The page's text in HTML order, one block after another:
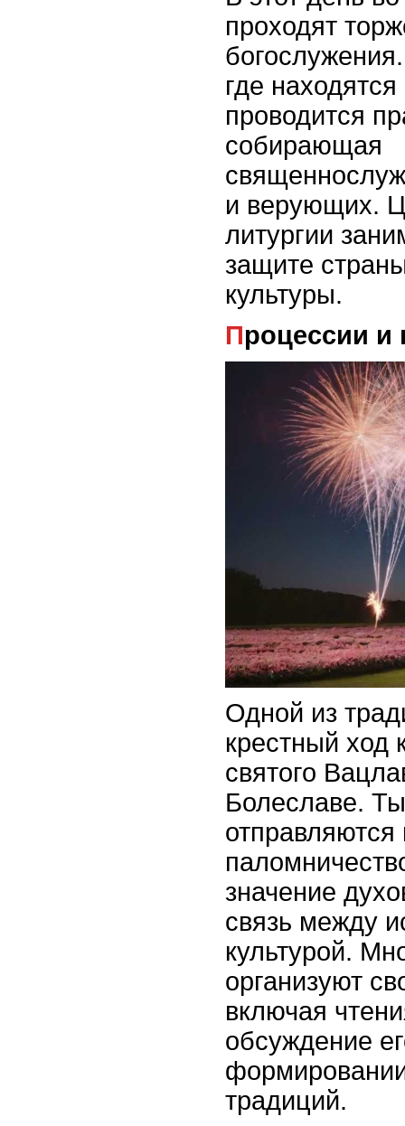
проходят
где
проводится
собирающая
и верующих.
литургии
защите
культуры.
Процессии
Одной из
крестный ход
святого
Болеславе.
отправляются
значение
связь между
культурой.
организуют
включая
обсуждение
традиций.